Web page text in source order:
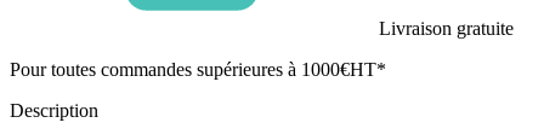
Livraison gratuite
Pour toutes commandes supérieures à 1000€HT*
Description